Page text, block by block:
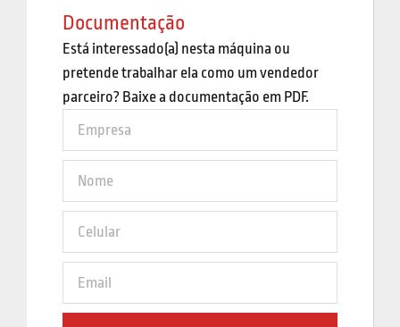
Documentação
Está interessado(a) nesta máquina ou
pretende trabalhar ela como um vendedor
parceiro? Baixe a documentação em PDF.